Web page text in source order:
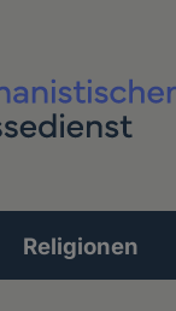
Religionen